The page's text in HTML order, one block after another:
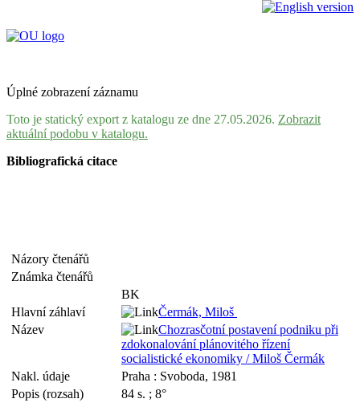
Úplné zobrazení záznamu
Toto je statický export z katalogu ze dne 27.05.2026. Zobrazit
aktuální podobu v katalogu.
Bibliografická citace
Názory čtenářů
Známka čtenářů
BK
Hlavní záhlaví
Čermák, Miloš
Název
Chozrasčotní postavení podniku při
zdokonalování plánovitého řízení
socialistické ekonomiky / Miloš Čermák
Nakl. údaje
Praha : Svoboda, 1981
Popis (rozsah)
84 s. ; 8°